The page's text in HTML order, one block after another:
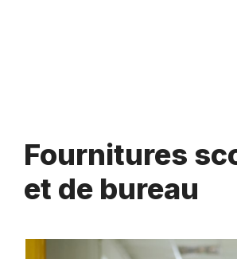
Fournitures
et de bureau